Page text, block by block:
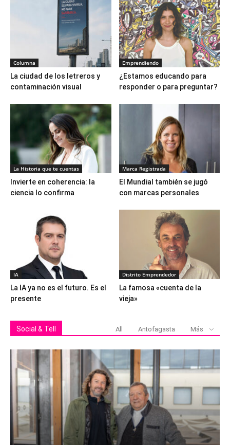
Columna
La ciudad de los letreros y
contaminación visual
Emprendiendo
¿Estamos educando para
responder o para preguntar?
La Historia que te cuentas
Invierte en coherencia: la
ciencia lo confirma
Marca Registrada
El Mundial también se jugó
con marcas personales
IA
La IA ya no es el futuro. Es el
presente
Distrito Emprendedor
La famosa «cuenta de la
vieja»
Social & Tell All Antofagasta Más